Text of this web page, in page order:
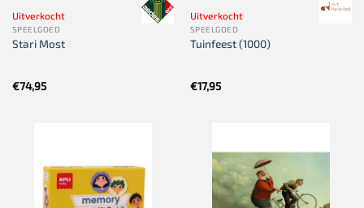
Uitverkocht
SPEELGOED
Stari Most
€74,95
Uitverkocht
SPEELGOED
Tuinfeest (1000)
€17,95